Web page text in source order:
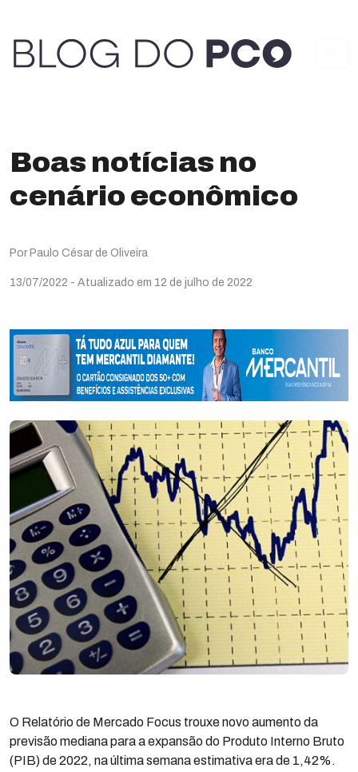
Boas notícias no
cenário econômico
Por Paulo César de Oliveira
13/07/2022 - Atualizado em 12 de julho de 2022
O Relatório de Mercado Focus trouxe novo aumento da
previsão mediana para a expansão do Produto Interno Bruto
(PIB) de 2022, na última semana estimativa era de 1,42%.